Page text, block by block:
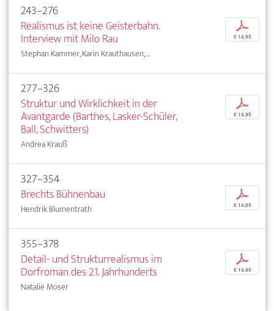
243–276
Realismus ist keine Geisterbahn.
Interview mit Milo Rau
Stephan Kammer, Karin Krauthausen, ...
p
€ 14,95
277–326
Struktur und Wirklichkeit in der
Avantgarde (Barthes, Lasker-Schüler,
Ball, Schwitters)
Andrea Krauß
p
€ 14,95
327–354
Brechts Bühnenbau
Hendrik Blumentrath
p
€ 14,95
355–378
Detail- und Strukturrealismus im
Dorfroman des 21. Jahrhunderts
Natalie Moser
p
€ 14,95